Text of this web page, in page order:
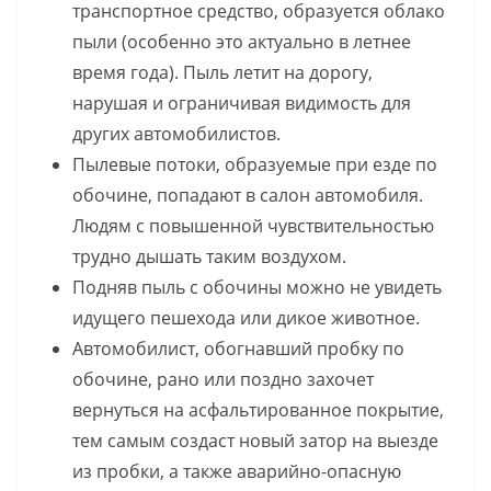
транспортное средство, образуется облако
пыли (особенно это актуально в летнее
время года). Пыль летит на дорогу,
нарушая и ограничивая видимость для
других автомобилистов.
Пылевые потоки, образуемые при езде по
обочине, попадают в салон автомобиля.
Людям с повышенной чувствительностью
трудно дышать таким воздухом.
Подняв пыль с обочины можно не увидеть
идущего пешехода или дикое животное.
Автомобилист, обогнавший пробку по
обочине, рано или поздно захочет
вернуться на асфальтированное покрытие,
тем самым создаст новый затор на выезде
из пробки, а также аварийно-опасную